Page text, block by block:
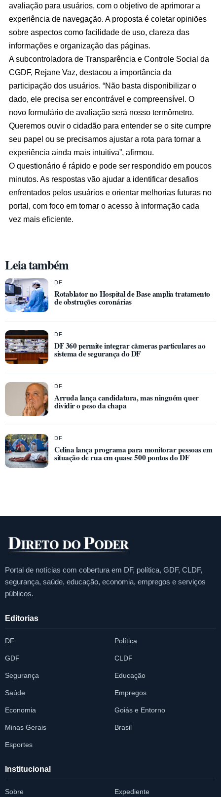
avaliação para usuários, com o objetivo de aprimorar a
experiência de navegação. A proposta é coletar opiniões
sobre aspectos como facilidade de uso, clareza das
informações e organização das páginas.
A subcontroladora de Transparência e Controle Social da
CGDF, Rejane Vaz, destacou a importância da
participação dos usuários. “Não basta disponibilizar o
dado, ele precisa ser encontrável e compreensível. O
novo formulário de avaliação será nosso termômetro.
Queremos ouvir o cidadão para entender se o site cumpre
seu papel ou se precisamos ajustar a rota para tornar a
experiência ainda mais intuitiva”, afirmou.
O questionário é rápido e pode ser respondido em poucos
minutos. As respostas vão ajudar a identificar desafios
enfrentados pelos usuários e orientar melhorias futuras no
portal, com foco em tornar o acesso à informação cada
vez mais eficiente.
Leia também
DF
Rotablator no Hospital de Base amplia tratamento
de obstruções coronárias
DF
DF 360 permite integrar câmeras particulares ao
sistema de segurança do DF
DF
Arruda lança candidatura, mas ninguém quer
dividir o peso da chapa
DF
Celina lança programa para monitorar pessoas em
situação de rua em quase 500 pontos do DF
Portal de notícias com cobertura em DF, política, GDF, CLDF,
segurança, saúde, educação, economia, empregos e serviços
públicos.
Editorias
DF Política
GDF CLDF
Segurança Educação
Saúde Empregos
Economia Goiás e Entorno
Minas Gerais Brasil
Esportes
Institucional
Sobre Expediente